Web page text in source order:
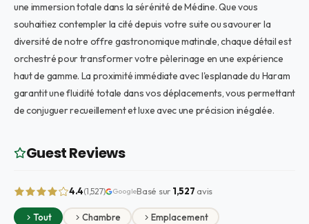
une immersion totale dans la sérénité de Médine. Que vous
souhaitiez contempler la cité depuis votre suite ou savourer la
diversité de notre offre gastronomique matinale, chaque détail est
orchestré pour transformer votre pèlerinage en une expérience
haut de gamme. La proximité immédiate avec l'esplanade du Haram
garantit une fluidité totale dans vos déplacements, vous permettant
de conjuguer recueillement et luxe avec une précision inégalée.
Guest Reviews
4.4(1,527) GoogleBasé sur 1,527 avis
Tout Chambre
Emplacement